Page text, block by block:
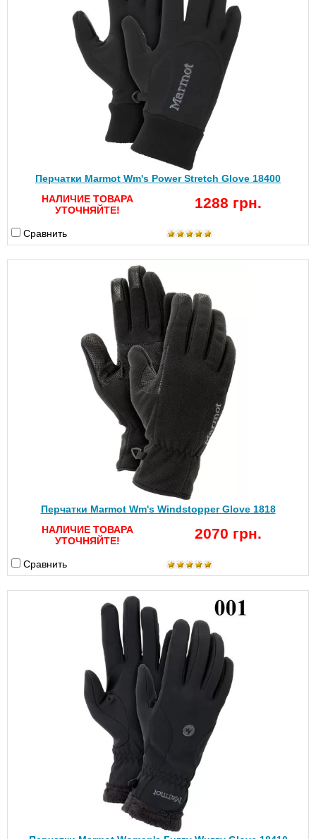
Перчатки Marmot Wm's Power Stretch Glove 18400
НАЛИЧИЕ ТОВАРА
УТОЧНЯЙТЕ!
1288 грн.
Сравнить
Перчатки Marmot Wm's Windstopper Glove 1818
НАЛИЧИЕ ТОВАРА
УТОЧНЯЙТЕ!
2070 грн.
Сравнить